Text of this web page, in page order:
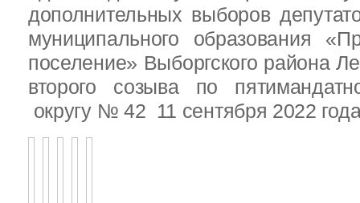
дополнительных выборов
муниципального образования
поселение» Выборгского района
второго созыва по
округу № 42 11 сентября 2022